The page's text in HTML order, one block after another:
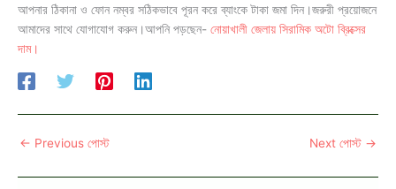
আপনার ঠিকানা ও ফোন নম্বর সঠিকভাবে পূরন করে ব্যাংকে টাকা জমা দিন।জরুরী প্রয়োজনে
আমাদের সাথে যোগাযোগ করুন।আপনি পড়ছেন- নোয়াখালী জেলায় সিরামিক অটো ব্রিক্সের
দাম।
← Previous পোস্ট Next পোস্ট →